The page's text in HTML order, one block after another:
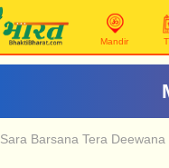
Mandir
Sara Barsana Tera Deewana